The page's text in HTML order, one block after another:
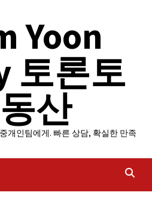
Yoon
토론토
산
개인팀에게. 빠른 상담, 확실한 만족